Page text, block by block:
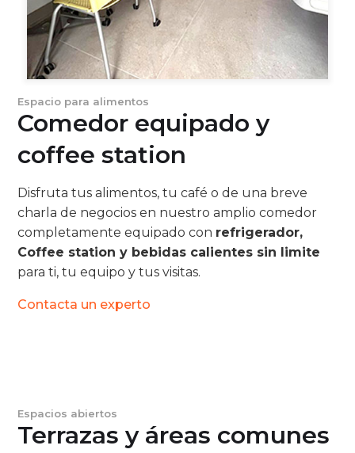
Espacio para alimentos
Comedor equipado y
coffee station
Disfruta tus alimentos, tu café o de una breve
charla de negocios en nuestro amplio comedor
completamente equipado con refrigerador,
Coffee station y bebidas calientes sin limite
para ti, tu equipo y tus visitas.
Contacta un experto
Espacios abiertos
Terrazas y áreas comunes